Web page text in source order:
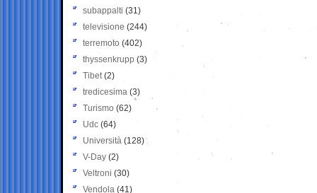
subappalti (31)
televisione(244)
terremoto (402)
thyssenkrupp (3)
Tibet(2)
tredicesima (3)
Turismo (62)
Udc (64)
Università (128)
V-Day (2)
Veltroni (30)
Vendola (41)